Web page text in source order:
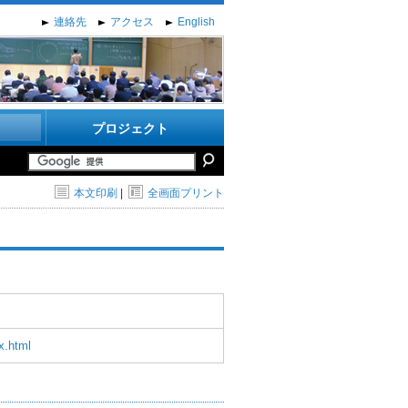
連絡先 アクセス English
プロジェクト
本文印刷 全画面プリント